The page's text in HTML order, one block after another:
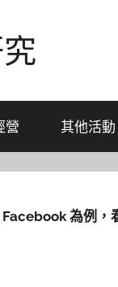
營 其他活動
為例，